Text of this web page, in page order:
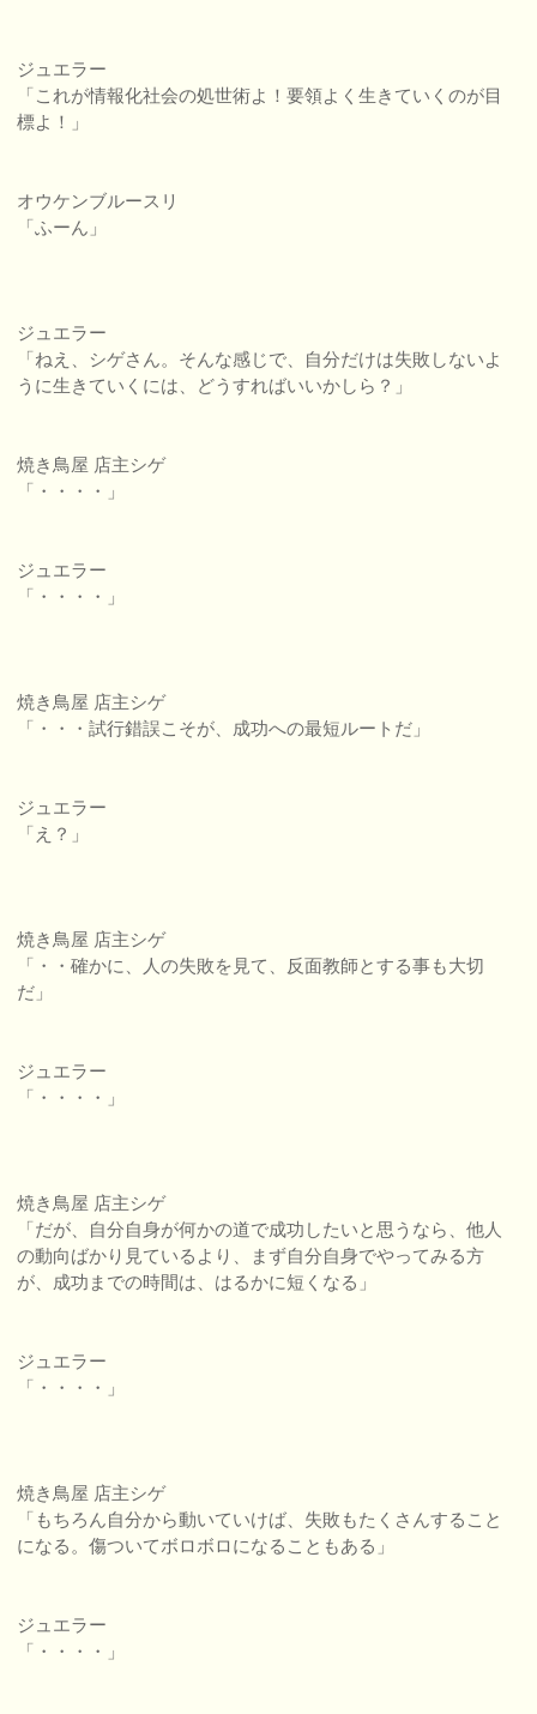
ジュエラー
「これが情報化社会の処世術よ！要領よく生きていくのが目
標よ！」
オウケンブルースリ
「ふーん」
ジュエラー
「ねえ、シゲさん。そんな感じで、自分だけは失敗しないよ
うに生きていくには、どうすればいいかしら？」
焼き鳥屋 店主シゲ
「・・・・」
ジュエラー
「・・・・」
焼き鳥屋 店主シゲ
「・・・試行錯誤こそが、成功への最短ルートだ」
ジュエラー
「え？」
焼き鳥屋 店主シゲ
「・・確かに、人の失敗を見て、反面教師とする事も大切
だ」
ジュエラー
「・・・・」
焼き鳥屋 店主シゲ
「だが、自分自身が何かの道で成功したいと思うなら、他人
の動向ばかり見ているより、まず自分自身でやってみる方
が、成功までの時間は、はるかに短くなる」
ジュエラー
「・・・・」
焼き鳥屋 店主シゲ
「もちろん自分から動いていけば、失敗もたくさんすること
になる。傷ついてボロボロになることもある」
ジュエラー
「・・・・」